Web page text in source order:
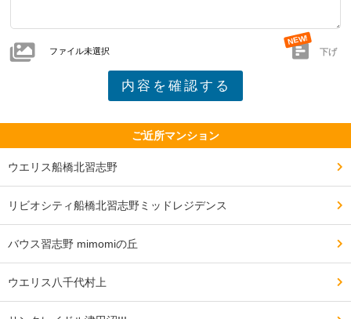
イオンがとても近いので生活必需品は揃うので住みやす
隣にゴルフ場があるのでネットで景観があまりよくない
のと、ボールがマンションの敷地に度々飛んで来ている
ようだったので危険もありそう。
━━━━━━━━━━━━━━━━━━━
ファイル未選択 下げ
ご近所マンション
ウエリス船橋北習志野
リビオシティ船橋北習志野ミッドレジデンス
バウス習志野 mimomiの丘
ウエリス八千代村上